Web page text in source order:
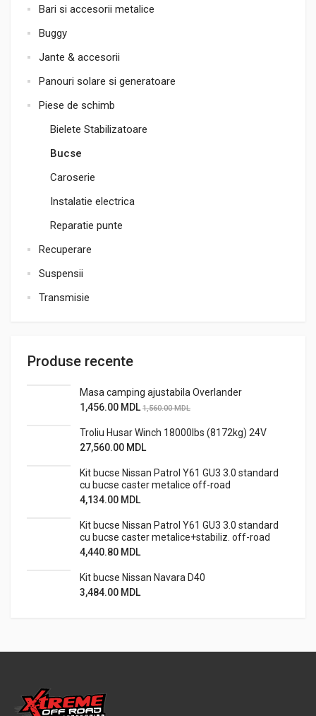
Bari si accesorii metalice
Buggy
Jante & accesorii
Panouri solare si generatoare
Piese de schimb
Bielete Stabilizatoare
Bucse
Caroserie
Instalatie electrica
Reparatie punte
Recuperare
Suspensii
Transmisie
Produse recente
Masa camping ajustabila Overlander
1,456.00 MDL 1,560.00MDL
Troliu Husar Winch 18000lbs (8172kg) 24V
27,560.00 MDL
Kit bucse Nissan Patrol Y61 GU3 3.0 standard
cu bucse caster metalice off-road
4,134.00 MDL
Kit bucse Nissan Patrol Y61 GU3 3.0 standard
cu bucse caster metalice+stabiliz. off-road
4,440.80 MDL
Kit bucse Nissan Navara D40
3,484.00 MDL